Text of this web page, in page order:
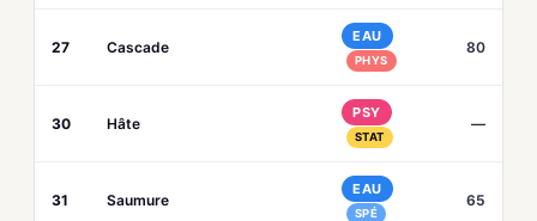
27 Cascade
EAU
PHYS
80
30 Hâte
PSY
STAT
—
31 Saumure
EAU
SPÉ
65